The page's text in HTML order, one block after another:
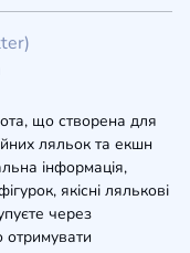
що створена для
ляльок та екшн
інформація,
якісні лялькові
через